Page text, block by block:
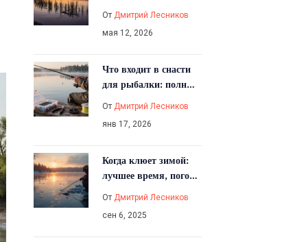
секреты клёва
От Дмитрий Лесников
мая 12, 2026
Что входит в снасти
для рыбалки: полный
для начинающих и
опытных рыбаков
От Дмитрий Лесников
янв 17, 2026
Когда клюет зимой:
лучшее время, погода
От Дмитрий Лесников
сен 6, 2025